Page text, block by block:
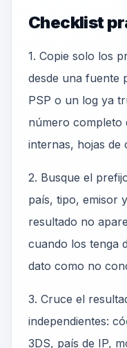
Checklist
1. Copie solo los
desde una fuente
PSP o un log ya
número completo
internas, hojas de
2. Busque el
país, tipo, emisor
resultado no
cuando los tenga
dato como no
3. Cruce el
independientes: có
3DS, país de IP,